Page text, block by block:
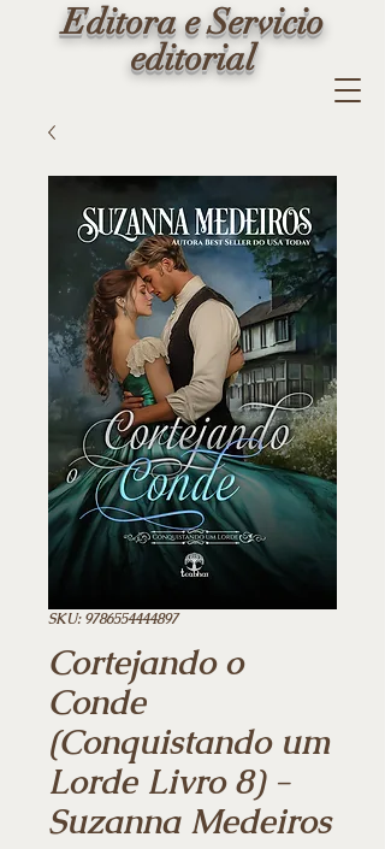
Editora e Servicio
editorial
SKU: 9786554444897
Cortejando o
Conde
(Conquistando um
Lorde Livro 8) -
Suzanna Medeiros